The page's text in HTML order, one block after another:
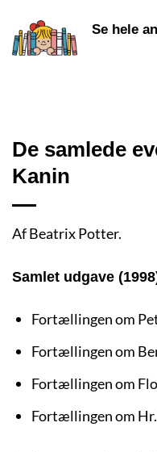
Se hele
De samlede
Kanin
Af Beatrix Potter.
Samlet udgave
Fortællingen om
Fortællingen om
Fortællingen om
Fortællingen om